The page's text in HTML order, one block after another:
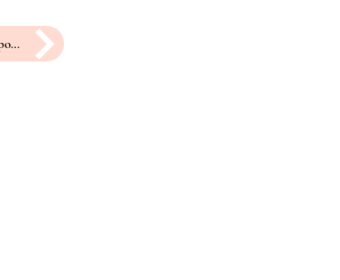
prendre rendez-vous pour un essayage